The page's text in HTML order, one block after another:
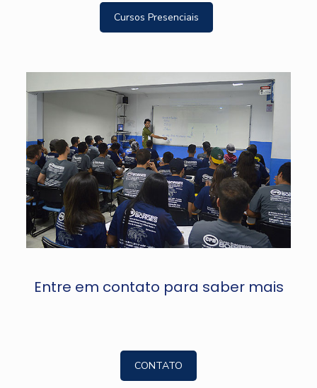
Cursos Presenciais
Entre em contato para saber mais
CONTATO